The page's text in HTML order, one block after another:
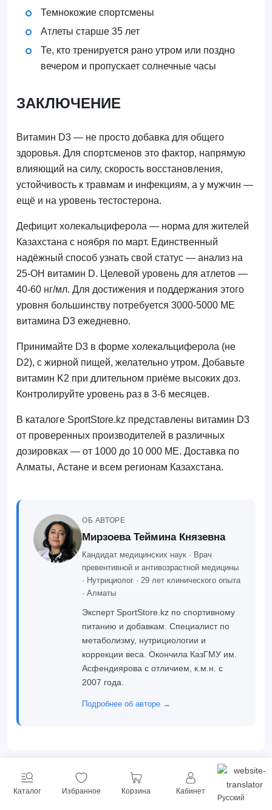
Темнокожие спортсмены
Атлеты старше 35 лет
Те, кто тренируется рано утром или поздно
вечером и пропускает солнечные часы
ЗАКЛЮЧЕНИЕ
Витамин D3 — не просто добавка для общего
здоровья. Для спортсменов это фактор, напрямую
влияющий на силу, скорость восстановления,
устойчивость к травмам и инфекциям, а у мужчин —
ещё и на уровень тестостерона.
Дефицит холекальциферола — норма для жителей
Казахстана с ноября по март. Единственный
надёжный способ узнать свой статус — анализ на
25-OH витамин D. Целевой уровень для атлетов —
40-60 нг/мл. Для достижения и поддержания этого
уровня большинству потребуется 3000-5000 МЕ
витамина D3 ежедневно.
Принимайте D3 в форме холекальциферола (не
D2), с жирной пищей, желательно утром. Добавьте
витамин K2 при длительном приёме высоких доз.
Контролируйте уровень раз в 3-6 месяцев.
В каталоге SportStore.kz представлены витамин D3
от проверенных производителей в различных
дозировках — от 1000 до 10 000 МЕ. Доставка по
Алматы, Астане и всем регионам Казахстана.
ОБ АВТОРЕ
Мирзоева Теймина Князевна
Кандидат медицинских наук · Врач
превентивной и антивозрастной медицины
· Нутрициолог · 29 лет клинического опыта
· Алматы
Эксперт SportStore.kz по спортивному
питанию и добавкам. Специалист по
метаболизму, нутрициологии и
коррекции веса. Окончила КазГМУ им.
Асфендиярова с отличием, к.м.н. с
2007 года.
Подробнее об авторе →
ЧАСТО ЗАДАВАЕМЫЕ ВОПРОСЫ
Каталог Избранное Корзина Кабинет
Русский